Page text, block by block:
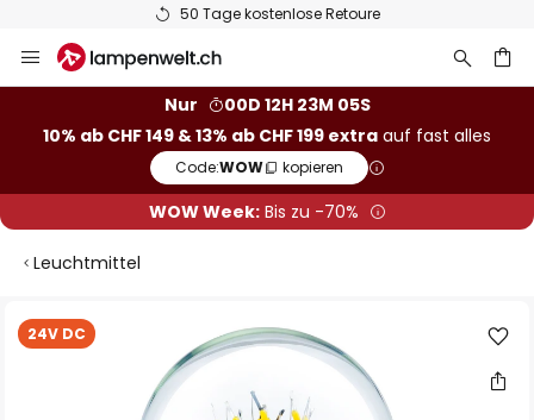
50 Tage kostenlose Retoure
Inhalt
Nur
00D 12H 23M 05S
10% ab CHF 149 & 13% ab CHF 199 extra auf fast alles
Code:WOW kopieren
WOW Week:Bis zu -70%
Leuchtmittel
24V DC
Zum
Ende